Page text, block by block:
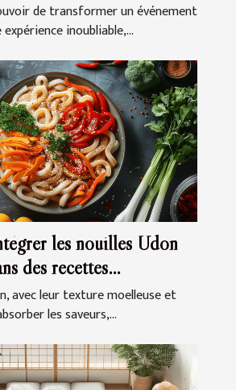
de transformer un événement
inoubliable,...
les nouilles Udon
des recettes
avec leur texture moelleuse et
les saveurs,...